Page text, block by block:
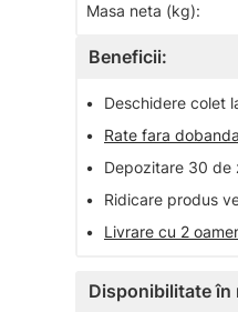
Masa neta (kg):
Beneficii:
•
Deschidere colet
•
Rate fara dobanda
•
Depozitare 30 de
•
Ridicare produs
•
Livrare cu 2
Disponibilitate în